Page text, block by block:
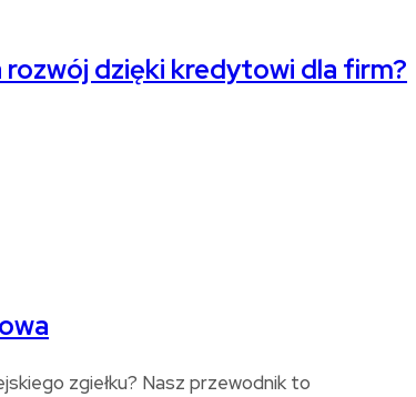
dzięki kredytowi dla firm?
zgiełku? Nasz przewodnik to